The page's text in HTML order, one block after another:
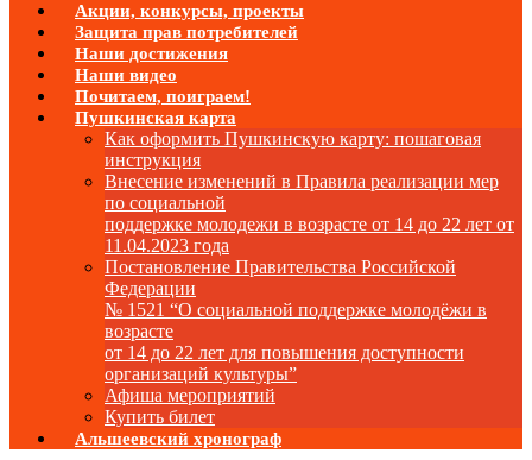
Акции, конкурсы, проекты
Защита прав потребителей
Наши достижения
Наши видео
Почитаем, поиграем!
Пушкинская карта
Как оформить Пушкинскую карту: пошаговая
инструкция
Внесение изменений в Правила реализации мер
по социальной
поддержке молодежи в возрасте от 14 до 22 лет от
11.04.2023 года
Постановление Правительства Российской
Федерации
№ 1521 “О социальной поддержке молодёжи в
возрасте
от 14 до 22 лет для повышения доступности
организаций культуры”
Афиша мероприятий
Купить билет
Альшеевский хронограф